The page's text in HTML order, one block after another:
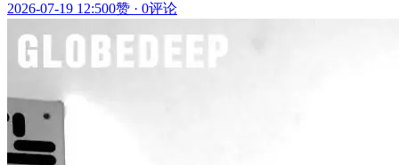
2026-07-19 12:500赞 · 0评论